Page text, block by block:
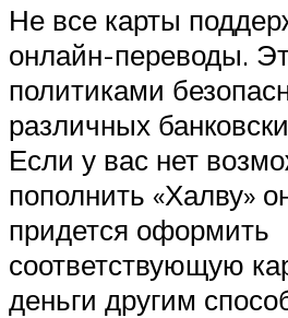
Не все карты
онлайн-переводы.
политиками
различных
Если у вас нет
пополнить «Халву»
придется оформить
соответствующую
деньги другим